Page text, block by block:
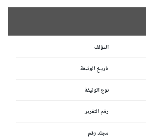
المؤلف
تاريخ الوثيقة
نوع الوثيقة
رقم التقرير
مجلد رقم